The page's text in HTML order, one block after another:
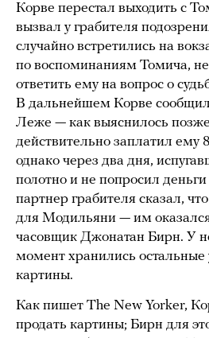
Корве перестал выходить с
вызвал у грабителя
случайно встретились на
по воспоминаниям Томича,
ответить ему на вопрос о
В дальнейшем Корве
Леже — как выяснилось
действительно заплатил ему
однако через два дня,
полотно и не попросил
партнер грабителя сказал,
для Модильяни — им
часовщик Джонатан Бирн. У
момент хранились остальные
картины.
Как пишет The New Yorker,
продать картины; Бирн для